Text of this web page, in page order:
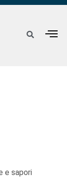
e sapori